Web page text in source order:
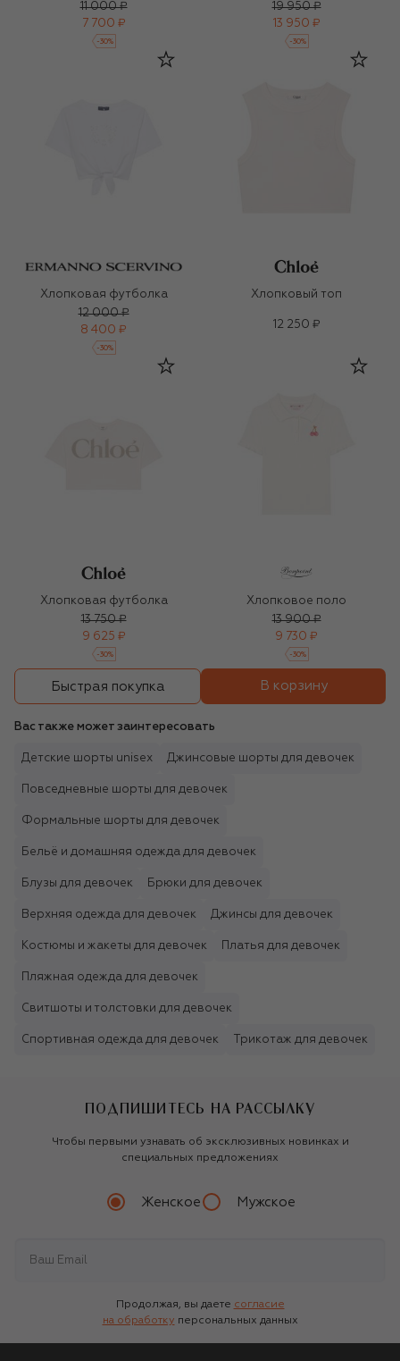
11 000 ₽
7 700 ₽
-30%
19 950 ₽
13 950 ₽
-30%
Хлопковая футболка
12 000 ₽
8 400 ₽
-30%
Хлопковый топ
12 250 ₽
Хлопковая футболка
13 750 ₽
9 625 ₽
-30%
Хлопковое поло
13 900 ₽
9 730 ₽
-30%
Быстрая покупка В корзину
Вас также может заинтересовать
Детские шорты unisex Джинсовые шорты для девочек
Повседневные шорты для девочек
Формальные шорты для девочек
Бельё и домашняя одежда для девочек
Блузы для девочек Брюки для девочек
Верхняя одежда для девочек Джинсы для девочек
Костюмы и жакеты для девочек Платья для девочек
Пляжная одежда для девочек
Свитшоты и толстовки для девочек
Спортивная одежда для девочек Трикотаж для девочек
ПОДПИШИТЕСЬ НА РАССЫЛКУ
Чтобы первыми узнавать об эксклюзивных новинках и
специальных предложениях
Женское Мужское
Продолжая, вы даете согласие
на обработку персональных данных